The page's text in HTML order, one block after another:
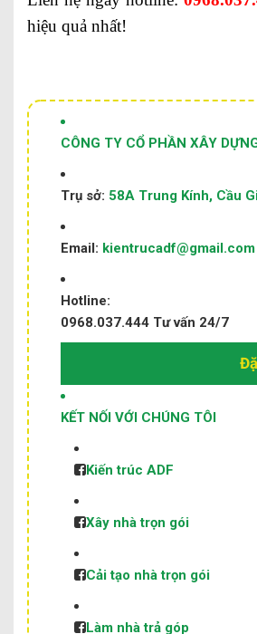
hiệu quả nhất!
CÔNG TY CỔ PHẦN XÂY
Trụ sở: 58A Trung Kính, Cầu
Email: kientrucadf@gmail.com
Hotline:
0968.037.444 Tư vấn 24/7
KẾT NỐI VỚI CHÚNG TÔI
Kiến trúc ADF
Xây nhà trọn gói
Cải tạo nhà trọn gói
Làm nhà trả góp